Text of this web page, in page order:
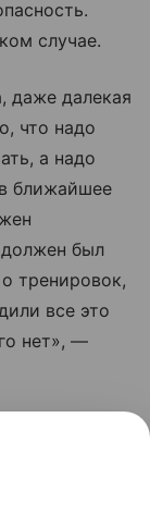
случае.
даже далекая
что надо
а надо
ближайшее
был
тренировок,
все это
нет», —